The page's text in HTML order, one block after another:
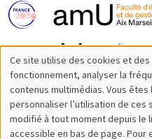
Utilisation
des
données
Ce site utilise des cookies et
fonctionnement, analyser la
contenus multimédias. Vous
personnaliser l’utilisation de ces
modifié à tout moment depuis le
accessible en bas de page.